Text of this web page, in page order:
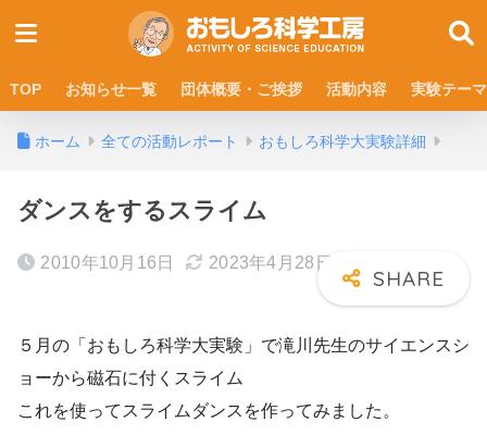
TOP お知らせ一覧 団体概要・ご挨拶 活動内容 実験テーマ
ホーム 全ての活動レポート おもしろ科学大実験詳細
ダンスをするスライム
2010年10月16日 2023年4月28日
５月の「おもしろ科学大実験」で滝川先生のサイエンスシ
ョーから磁石に付くスライム
これを使ってスライムダンスを作ってみました。